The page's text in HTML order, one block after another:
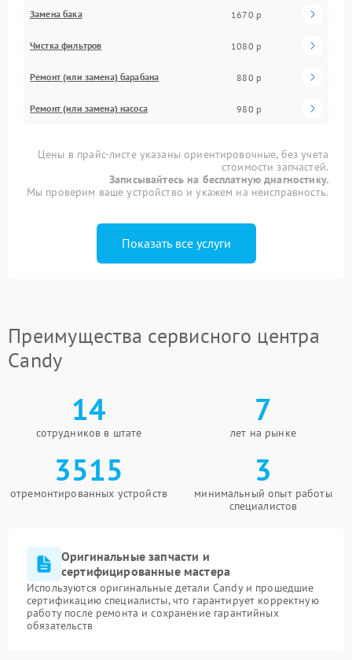
Замена бака 1670 р
Чистка фильтров 1080 р
Ремонт (или замена) барабана 880 р
Ремонт (или замена) насоса 980 р
Цены в прайс-листе указаны ориентировочные, без учета
стоимости запчастей.
Записывайтесь на бесплатную диагностику.
Мы проверим ваше устройство и укажем на неисправность.
Показать все услуги
Преимущества сервисного центра
Candy
14
сотрудников в штате
7
лет на рынке
3515
отремонтированных устройств
3
минимальный опыт работы
специалистов
Оригинальные запчасти и
сертифицированные мастера
Используются оригинальные детали Candy и прошедшие
сертификацию специалисты, что гарантирует корректную
работу после ремонта и сохранение гарантийных
обязательств